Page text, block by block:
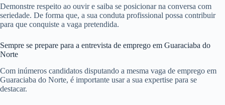
Demonstre respeito ao ouvir e saiba se posicionar na conversa com
seriedade. De forma que, a sua conduta profissional possa contribuir
para que conquiste a vaga pretendida.
Sempre se prepare para a entrevista de emprego em Guaraciaba do
Norte
Com inúmeros candidatos disputando a mesma vaga de emprego em
Guaraciaba do Norte, é importante usar a sua expertise para se
destacar.